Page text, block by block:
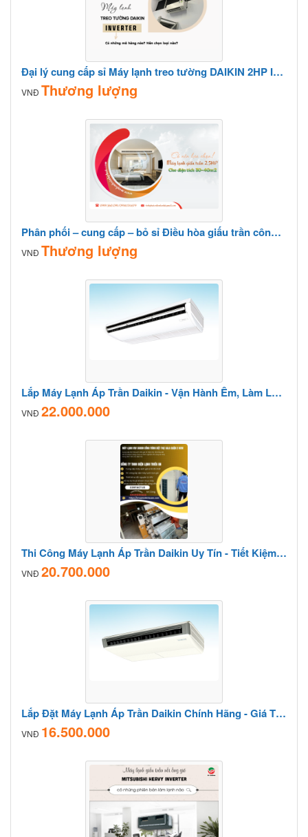
Đại lý cung cấp sỉ Máy lạnh treo tường DAIKIN 2HP Inverter trực tiếp nên giá siêu tốt
VNĐ Thương lượng
Phân phối – cung cấp – bỏ sỉ Điều hòa giấu trần công suất 2.5HP số lượng lớn
VNĐ Thương lượng
Lắp Máy Lạnh Áp Trần Daikin - Vận Hành Êm, Làm Lạnh Nhanh
VNĐ 22.000.000
Thi Công Máy Lạnh Áp Trần Daikin Uy Tín - Tiết Kiệm Chi Phí
VNĐ 20.700.000
Lắp Đặt Máy Lạnh Áp Trần Daikin Chính Hãng - Giá Tốt Nhất 2026
VNĐ 16.500.000